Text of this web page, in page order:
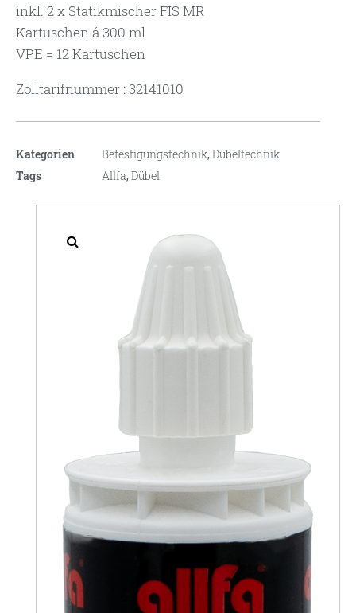
inkl. 2 x Statikmischer FIS MR
Kartuschen á 300 ml
VPE = 12 Kartuschen
Zolltarifnummer : 32141010
Kategorien Befestigungstechnik,Dübeltechnik
Tags
Allfa,Dübel